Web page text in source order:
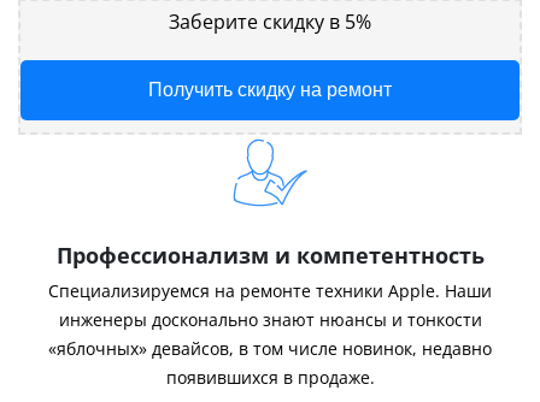
Заберите скидку в 5%
Получить скидку на ремонт
Профессионализм и компетентность
Специализируемся на ремонте техники Apple. Наши
инженеры досконально знают нюансы и тонкости
«яблочных» девайсов, в том числе новинок, недавно
появившихся в продаже.